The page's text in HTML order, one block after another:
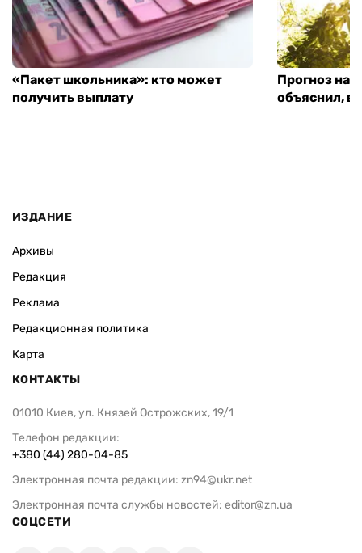
«Пакет школьника»: кто может
получить выплату
Прогноз на
объяснил,
ИЗДАНИЕ
Архивы
Редакция
Реклама
Редакционная политика
Карта
КОНТАКТЫ
01010 Киев, ул. Князей Острожских, 19/1
Телефон редакции:
+380 (44) 280-04-85
Электронная почта редакции: zn94@ukr.net
Электронная почта службы новостей: editor@zn.ua
СОЦСЕТИ